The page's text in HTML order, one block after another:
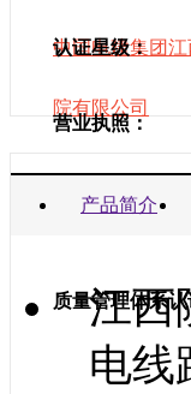
中国电建集团
院有限公司
认证星级：
营业执照：
商业信誉承诺
质量管理体系
产品简介
江西
电线